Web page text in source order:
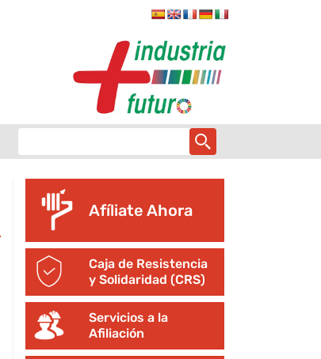
Afíliate Ahora
Caja de Resistencia
y Solidaridad (CRS)
Servicios a la
Afiliación